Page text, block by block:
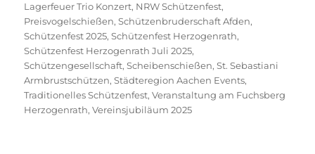
Lagerfeuer Trio Konzert, NRW Schützenfest,
Preisvogelschießen,Schützenbruderschaft Afden,
Schützenfest 2025,Schützenfest Herzogenrath,
Schützenfest Herzogenrath Juli 2025,
Schützengesellschaft,Scheibenschießen,St. Sebastiani
Armbrustschützen,Städteregion Aachen Events,
Traditionelles Schützenfest,Veranstaltung am Fuchsberg
Herzogenrath,Vereinsjubiläum 2025